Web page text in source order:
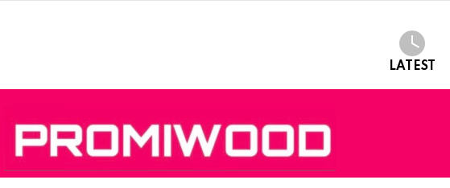
LATEST